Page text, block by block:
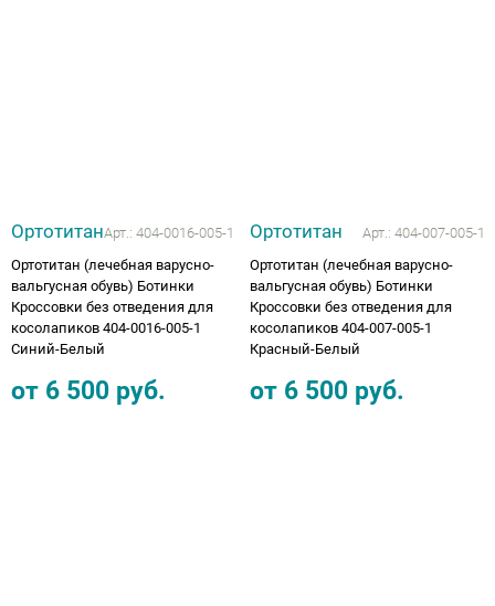
ОртотитанАрт.: 404-0016-005-1
Ортотитан (лечебная варусно-
вальгусная обувь) Ботинки
Кроссовки без отведения для
косолапиков 404-0016-005-1
Синий-Белый
от 6 500 руб.
Ортотитан Арт.: 404-007-005-1
Ортотитан (лечебная варусно-
вальгусная обувь) Ботинки
Кроссовки без отведения для
косолапиков 404-007-005-1
Красный-Белый
от 6 500 руб.